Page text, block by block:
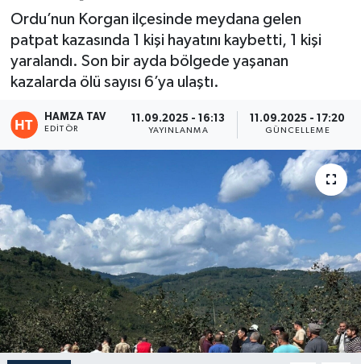
Ordu’nun Korgan ilçesinde meydana gelen
patpat kazasında 1 kişi hayatını kaybetti, 1 kişi
yaralandı. Son bir ayda bölgede yaşanan
kazalarda ölü sayısı 6’ya ulaştı.
HAMZA TAV
EDITÖR
11.09.2025 - 16:13
YAYINLANMA
11.09.2025 - 17:20
GÜNCELLEME
Siyaset
Eğitim
Asayiş
Resmi İlan